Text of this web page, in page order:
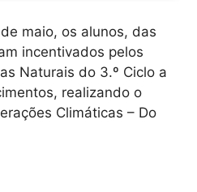
maio, os alunos, das
incentivados pelos
Naturais do 3.º Ciclo a
realizando o
Climáticas – Do